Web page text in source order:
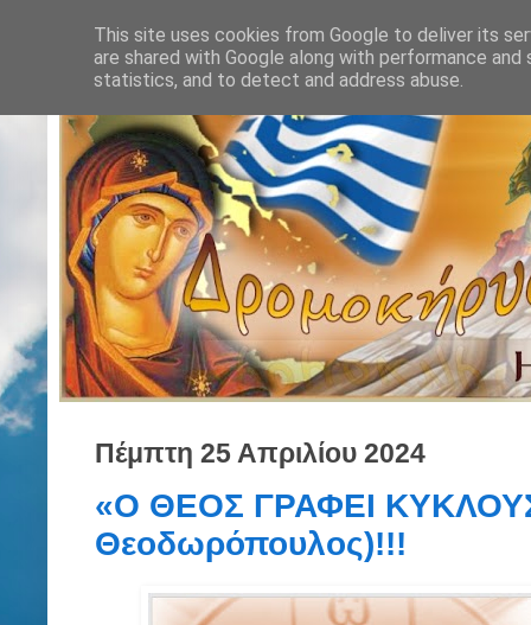
Πέμπτη 25 Απριλίου 2024
«Ο ΘΕΟΣ ΓΡΑΦΕΙ
Θεοδωρόπουλος)!!!
This site uses cookies from Google to deliver its
are shared with Google along with performance
statistics, and to detect and address abuse.